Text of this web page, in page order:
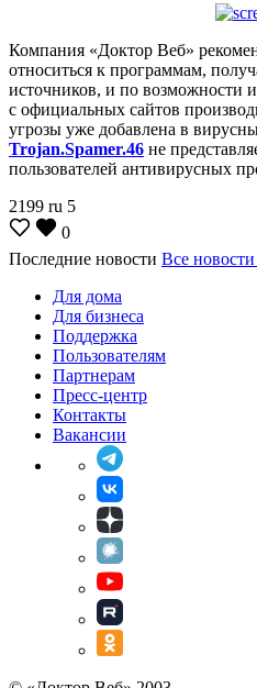
Компания «Доктор Веб»
относиться к программам,
источников, и по возможности
с официальных сайтов
угрозы уже добавлена в
Trojan.Spamer.46 не
пользователей антивирусных
2199 ru 5
0
Последние новости Все новости
Для дома
Для бизнеса
Поддержка
Пользователям
Партнерам
Пресс-центр
Контакты
Вакансии